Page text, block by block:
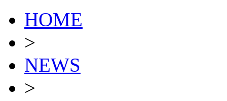
HOME
>
NEWS
>